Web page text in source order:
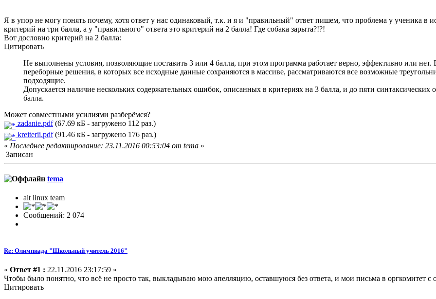
Я в упор не могу понять почему, хотя ответ у нас одинаковый, т.к. и я и "правильный" ответ пишем, что проблема у ученика в
критерий на три балла, а у "правильного" ответа это критерий на 2 балла! Где собака зарыта?!?!
Вот дословно критерий на 2 балла:
Цитировать
Не выполнены условия, позволяющие поставить 3 или 4 балла, при этом программа работает верно, эффективно или нет.
переборные решения, в которых все исходные данные сохраняются в массиве, рассматриваются все возможные
подходящие.
Допускается наличие нескольких содержательных ошибок, описанных в критериях на 3 балла, и до пяти
балла.
Может совместными усилиями разберёмся?
zadanie.pdf(67.69 кБ - загружено 112 раз.)
kreiterii.pdf(91.46 кБ - загружено 176 раз.)
« Последнее редактирование: 23.11.2016 00:53:04 от tema »
Записан
tema
alt linux team
Сообщений: 2 074
Re: Олимпиада "Школьный учитель 2016"
« Ответ #1 : 22.11.2016 23:17:59 »
Чтобы было понятно, что всё не просто так, выкладываю мою апелляцию, оставшуюся без ответа, и мои письма в оргкомитет с
Цитировать